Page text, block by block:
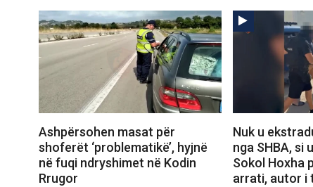
Ashpërsohen masat për
shoferët ‘problematikë’, hyjnë
në fuqi ndryshimet në Kodin
Rrugor
Nuk u
nga SHBA, si
Sokol Hoxha
arrati, autor i